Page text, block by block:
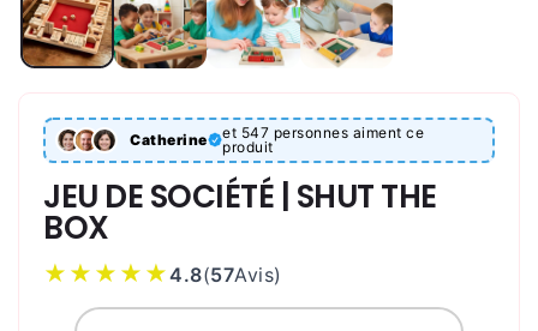
Catherine
et 547 personnes aiment ce
produit
JEU DE SOCIÉTÉ | SHUT THE
BOX
★★★★★4.8(57Avis)